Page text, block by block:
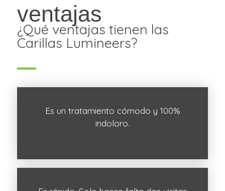
ventajas
¿Qué ventajas tienen las
Carillas Lumineers?
Es un tratamiento cómodo y 100%
indoloro.